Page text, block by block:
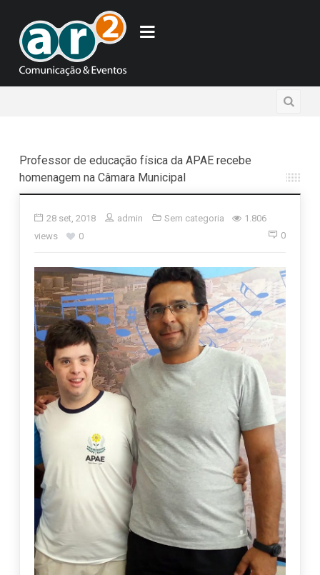
Professor de educação física da APAE recebe
homenagem na Câmara Municipal
28 set, 2018 admin Sem categoria
1.806
views
0 0